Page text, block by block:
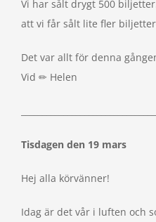
Vi har sålt drygt 500
att vi får sålt lite fler
Det var allt för denna
Vid ✏ Helen
Tisdagen den 19 mars
Hej alla körvänner!
Idag är det vår i luften och